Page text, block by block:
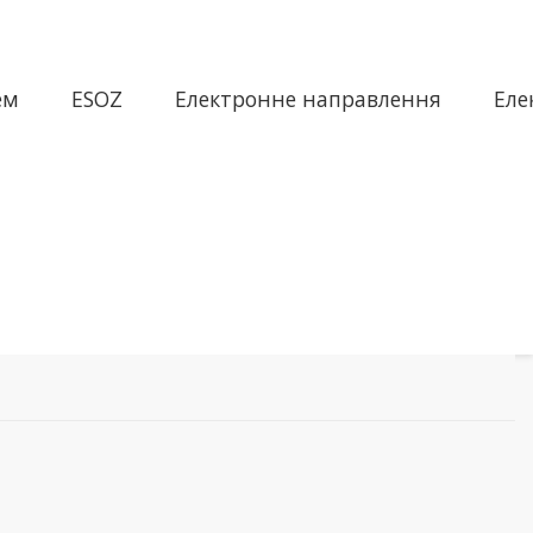
ESOZ Електронне направлення